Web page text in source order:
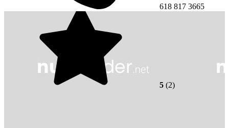
618 817 3665
5 (2)